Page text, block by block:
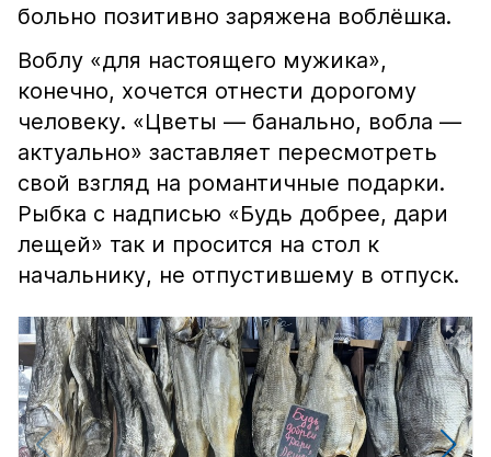
больно позитивно заряжена воблёшка.
Воблу «для настоящего мужика»,
конечно, хочется отнести дорогому
человеку. «Цветы — банально, вобла —
актуально» заставляет пересмотреть
свой взгляд на романтичные подарки.
Рыбка с надписью «Будь добрее, дари
лещей» так и просится на стол к
начальнику, не отпустившему в отпуск.